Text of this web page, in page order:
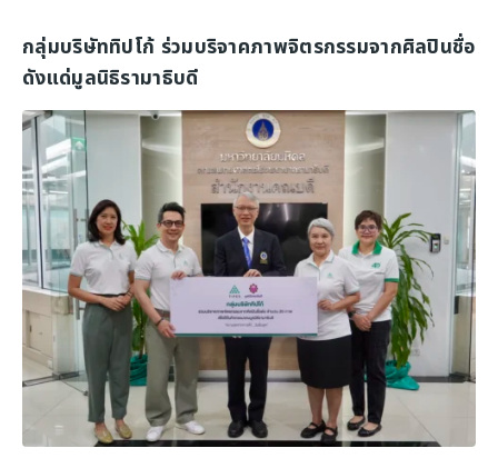
กลุ่มบริษัททิปโก้ ร่วมบริจาคภาพจิตรกรรมจากศิลปินชื่อ
ดังแด่มูลนิธิรามาธิบดี